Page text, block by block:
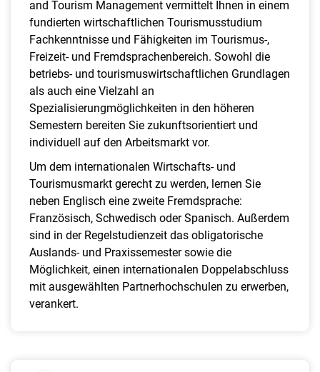
and Tourism Management vermittelt Ihnen in einem
fundierten wirtschaftlichen Tourismusstudium
Fachkenntnisse und Fähigkeiten im Tourismus-,
Freizeit- und Fremdsprachenbereich. Sowohl die
betriebs- und tourismuswirtschaftlichen Grundlagen
als auch eine Vielzahl an
Spezialisierungmöglichkeiten in den höheren
Semestern bereiten Sie zukunftsorientiert und
individuell auf den Arbeitsmarkt vor.
Um dem internationalen Wirtschafts- und
Tourismusmarkt gerecht zu werden, lernen Sie
neben Englisch eine zweite Fremdsprache:
Französisch, Schwedisch oder Spanisch. Außerdem
sind in der Regelstudienzeit das obligatorische
Auslands- und Praxissemester sowie die
Möglichkeit, einen internationalen Doppelabschluss
mit ausgewählten Partnerhochschulen zu erwerben,
verankert.